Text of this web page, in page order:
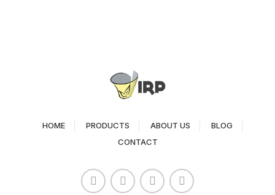
HOME PRODUCTS ABOUT US
BLOG
CONTACT